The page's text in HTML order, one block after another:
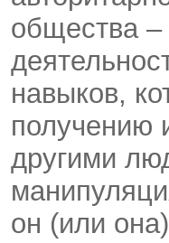
общества –
навыков,
получению
другими
он (или